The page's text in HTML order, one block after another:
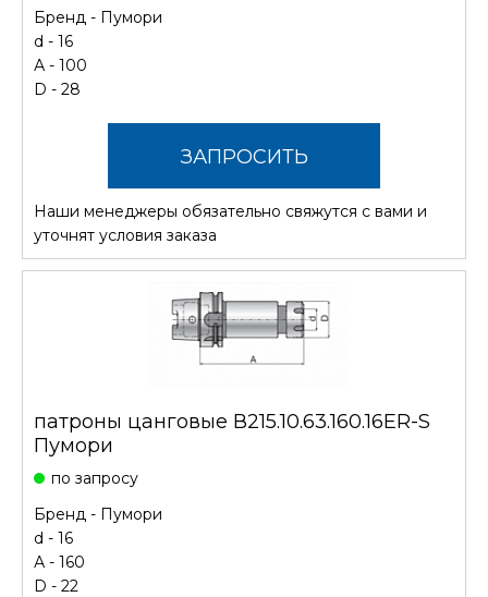
Бренд - Пумори
d - 16
А - 100
D - 28
ЗАПРОСИТЬ
СТОИМОСТЬ
Наши менеджеры обязательно свяжутся с вами и
уточнят условия заказа
патроны цанговые В215.10.63.160.16ER-S
Пумори
по запросу
Бренд - Пумори
d - 16
А - 160
D - 22